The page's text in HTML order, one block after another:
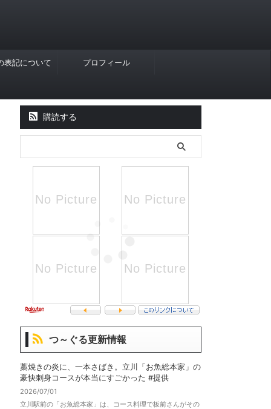
表記について プロフィール
購読する
つ～ぐる更新情報
藁焼きの炎に、一本さばき。立川「お魚総本家」の
豪快刺身コースが本当にすごかった #提供
2026/07/01
立川駅前の「お魚総本家」は、コース料理で板前さんがその